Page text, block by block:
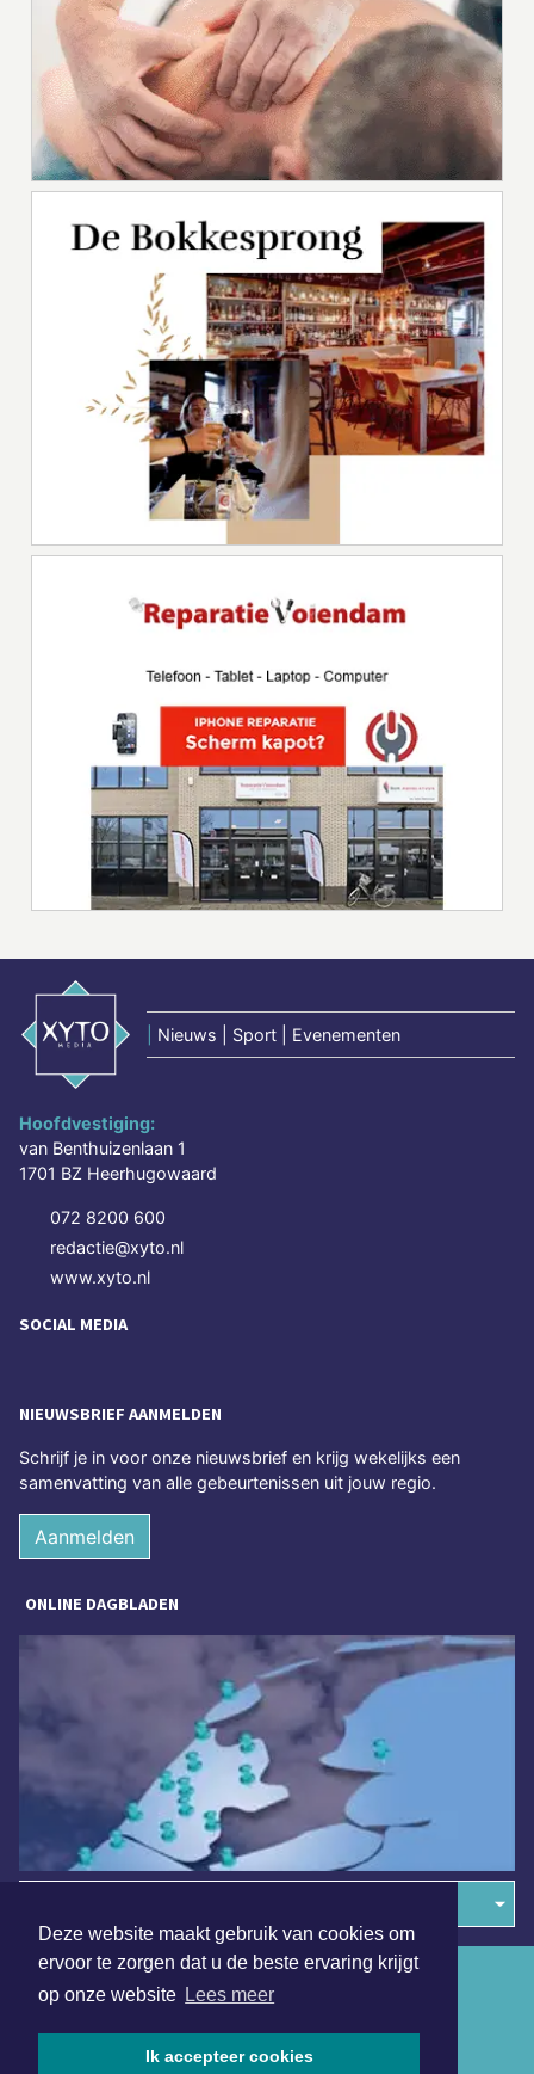
Deze website maakt gebruik van cookies om
ervoor te zorgen dat u de beste ervaring krijgt
op onze website Lees meer
Ik accepteer cookies
Nieuws | Sport | Evenementen
Hoofdvestiging:
van Benthuizenlaan 1
1701 BZ Heerhugowaard
072 8200 600
redactie@xyto.nl
www.xyto.nl
SOCIAL MEDIA
NIEUWSBRIEF AANMELDEN
Schrijf je in voor onze nieuwsbrief en krijg wekelijks een
samenvatting van alle gebeurtenissen uit jouw regio.
Aanmelden
ONLINE DAGBLADEN
Algemene voorwaarden
Privacy Statement